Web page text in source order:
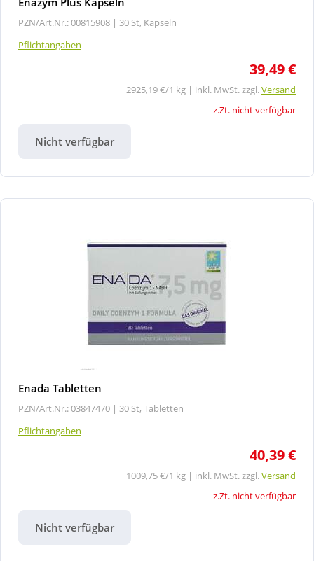
PZN/Art.Nr.: 00815908 | 30 St, Kapseln
Pflichtangaben
39,49 €
2925,19 €/1 kg | inkl. MwSt. zzgl.Versand
z.Zt. nicht verfügbar
Nicht verfügbar
Enada Tabletten
PZN/Art.Nr.: 03847470 | 30 St, Tabletten
Pflichtangaben
40,39 €
1009,75 €/1 kg | inkl. MwSt. zzgl.Versand
z.Zt. nicht verfügbar
Nicht verfügbar